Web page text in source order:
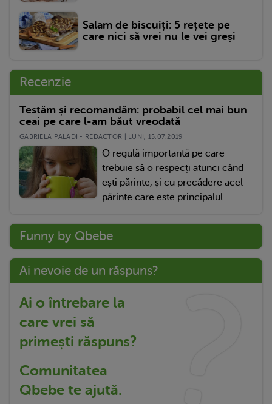
Salam de biscuiți: 5 rețete pe
care nici să vrei nu le vei greși
Recenzie
Testăm și recomandăm: probabil cel mai bun
ceai pe care l-am băut vreodată
GABRIELA PALADI - REDACTOR | LUNI, 15.07.2019
O regulă importantă pe care
trebuie să o respecți atunci când
ești părinte, și cu precădere acel
părinte care este principalul...
Funny by Qbebe
Ai nevoie de un răspuns?
Ai o întrebare la
care vrei să
primești răspuns?
Comunitatea
Qbebe te ajută.